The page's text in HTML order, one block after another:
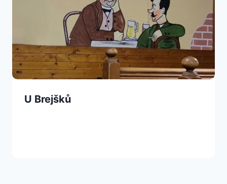
U Brejšků